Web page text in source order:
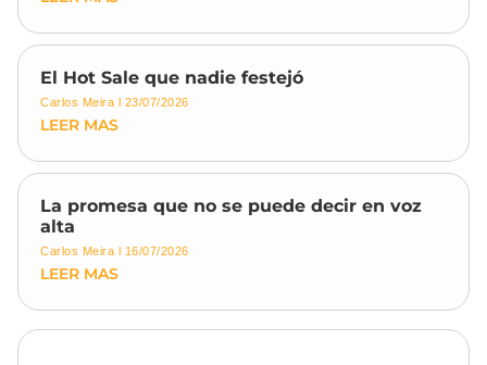
El Hot Sale que nadie festejó
Carlos Meira 23/07/2026
LEER MAS
La promesa que no se puede decir en voz
alta
Carlos Meira 16/07/2026
LEER MAS